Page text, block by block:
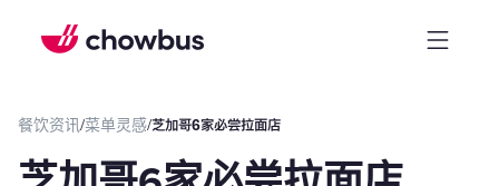
餐饮资讯/菜单灵感/芝加哥6家必尝拉面店